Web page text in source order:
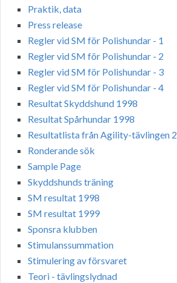
Praktik, data
Press release
Regler vid SM för Polishundar - 1
Regler vid SM för Polishundar - 2
Regler vid SM för Polishundar - 3
Regler vid SM för Polishundar - 4
Resultat Skyddshund 1998
Resultat Spårhundar 1998
Resultatlista från Agility-tävlingen
Ronderande sök
Sample Page
Skyddshunds träning
SM resultat 1998
SM resultat 1999
Sponsra klubben
Stimulanssummation
Stimulering av försvaret
Teori - tävlingslydnad